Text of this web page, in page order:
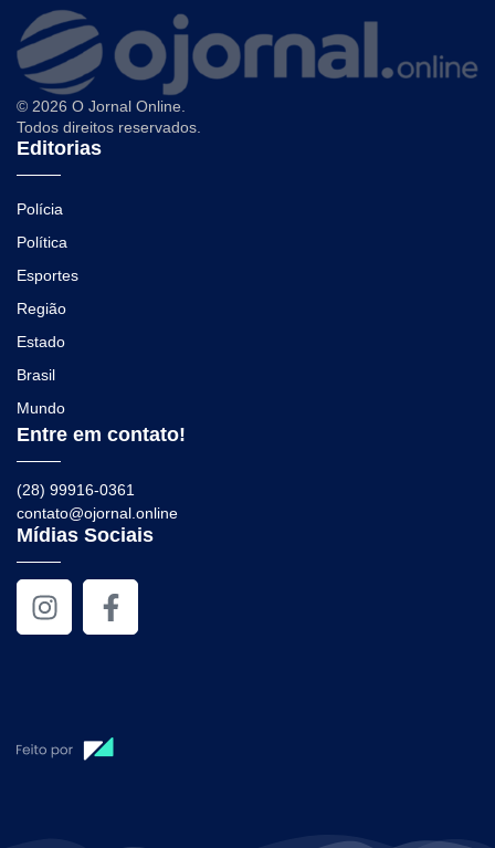
© 2026 O Jornal Online.
Todos direitos reservados.
Editorias
Polícia
Política
Esportes
Região
Estado
Brasil
Mundo
Entre em contato!
(28) 99916-0361
contato@ojornal.online
Mídias Sociais